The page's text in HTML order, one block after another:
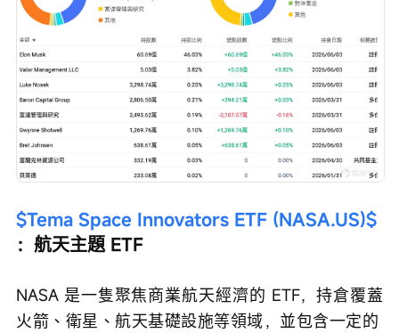
$Tema Space Innovators ETF (NASA.US)$
：航天主題 ETF
NASA 是一隻聚焦商業航天經濟的 ETF，持倉覆蓋
火箭、衛星、航天基礎設施等領域，並包含一定的